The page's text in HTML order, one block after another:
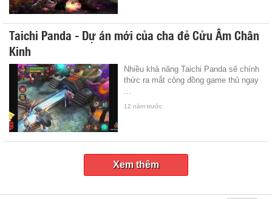
Taichi Panda - Dự án mới của cha đẻ Cửu Âm Chân
Kinh
Nhiều khả năng Taichi Panda sẽ chính
thức ra mắt cộng đồng game thủ ngay
12 năm trước
Xem thêm